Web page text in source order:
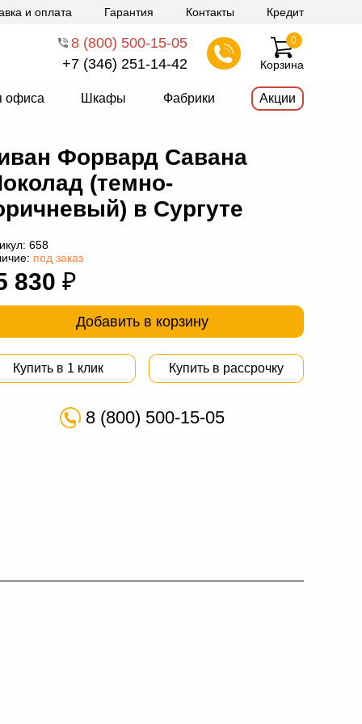
и оплата Гарантия Контакты Кредит
8 (800) 500-15-05
+7 (346) 251-14-42
Корзина
0
офиса Шкафы Фабрики Акции
Форвард Савана
(темно-
в Сургуте
658
под заказ
830 ₽
Добавить в корзину
Купить в 1 клик Купить в рассрочку
8 (800) 500-15-05